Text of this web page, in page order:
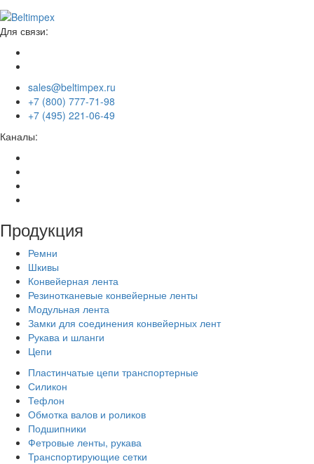
Для связи:
sales@beltimpex.ru
+7 (800) 777-71-98
+7 (495) 221-06-49
Каналы:
Продукция
Ремни
Шкивы
Конвейерная лента
Резинотканевые конвейерные ленты
Модульная лента
Замки для соединения конвейерных лент
Рукава и шланги
Цепи
Пластинчатые цепи транспортерные
Силикон
Тефлон
Обмотка валов и роликов
Подшипники
Фетровые ленты, рукава
Транспортирующие сетки